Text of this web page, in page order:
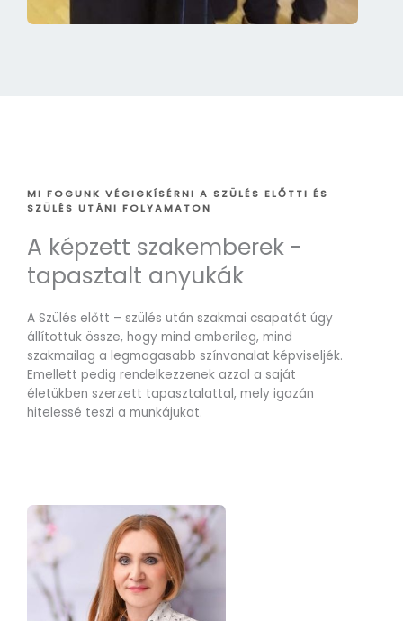
MI FOGUNK VÉGIGKÍSÉRNI A SZÜLÉS ELŐTTI ÉS
SZÜLÉS UTÁNI FOLYAMATON
A képzett szakemberek -
tapasztalt anyukák
A Szülés előtt – szülés után szakmai csapatát úgy
állítottuk össze, hogy mind emberileg, mind
szakmailag a legmagasabb színvonalat képviseljék.
Emellett pedig rendelkezzenek azzal a saját
életükben szerzett tapasztalattal, mely igazán
hitelessé teszi a munkájukat.